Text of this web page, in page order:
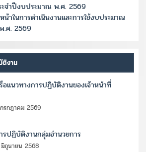
จำปีงบประมาณ พ.ศ. 2569
น้าในการดำเนินงานและการใช้งบประมาณ
.ศ. 2569
งาน
แนวทางการปฏิบัติงานของเจ้าหน้าที่
รกฎาคม 2569
รปฏิบัติงานกลุ่มอำนวยการ
ถุนายน 2568